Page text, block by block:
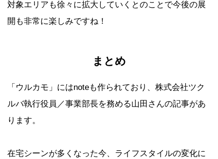
対象エリアも徐々に拡大していくとのことで今後の展
開も非常に楽しみですね！
まとめ
「ウルカモ」にはnoteも作られており、株式会社ツク
ルバ執行役員／事業部長を務める山田さんの記事があ
ります。
在宅シーンが多くなった今、ライフスタイルの変化に